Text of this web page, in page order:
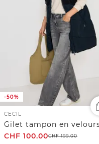
-50%
CECIL
CHF 100.00CHF199.00